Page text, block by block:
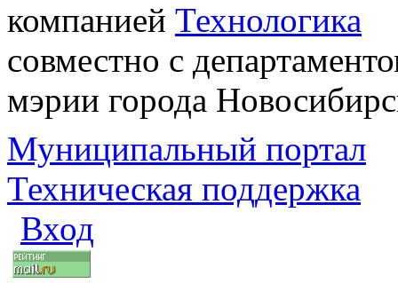
компанией Технологика
совместно с
мэрии города
Муниципальный портал
Техническая поддержка
Вход